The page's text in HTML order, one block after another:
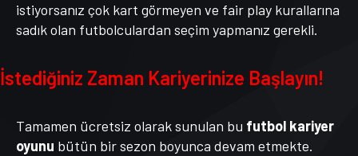
istiyorsanız çok kart görmeyen ve fair play kurallarına
sadık olan futbolculardan seçim yapmanız gerekli.
İstediğiniz Zaman Kariyerinize Başlayın!
Tamamen ücretsiz olarak sunulan bu futbol kariyer
oyunu bütün bir sezon boyunca devam etmekte.